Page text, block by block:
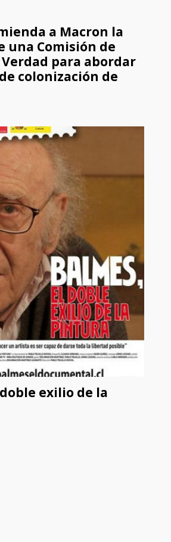
a Macron la
una Comisión de
para abordar
colonización de
exilio de la